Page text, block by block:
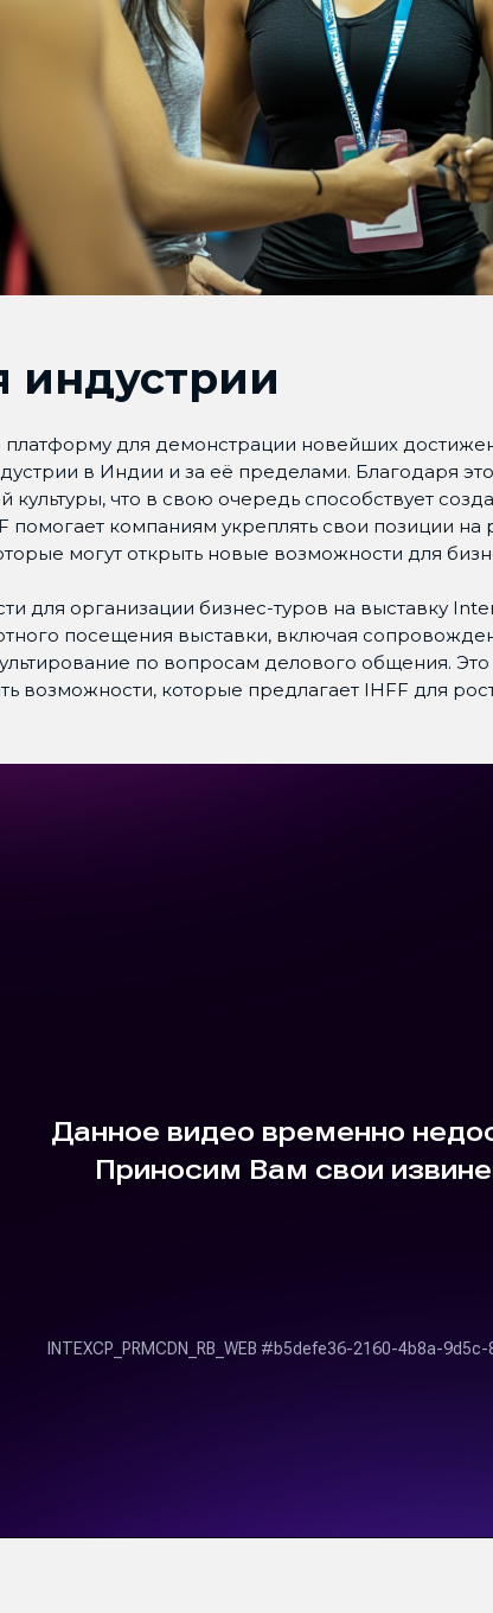
индустрии
для демонстрации новейших
в Индии и за её пределами. Благодаря
что в свою очередь способствует
помогает компаниям укреплять свои позиции
могут открыть новые возможности для
для организации бизнес-туров на выставку
посещения выставки, включая
по вопросам делового общения. Это
возможности, которые предлагает IHFF для